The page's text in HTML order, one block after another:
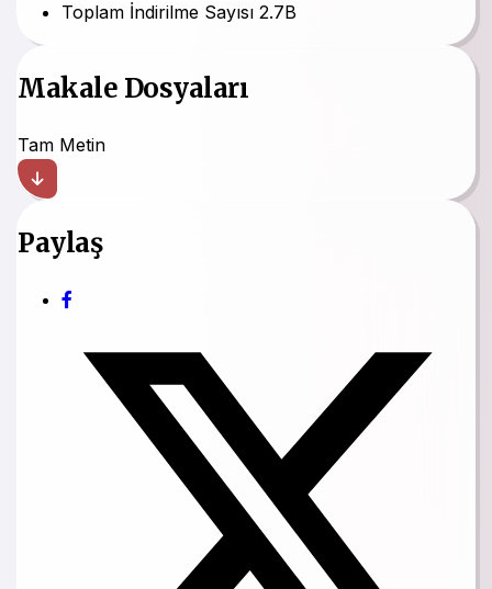
Toplam İndirilme Sayısı 2.7B
Makale Dosyaları
Tam Metin
Paylaş